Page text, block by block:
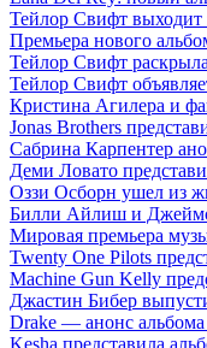
Тейлор Свифт выходит
Премьера нового
Тейлор Свифт
Тейлор Свифт
Кристина Агилера и
Jonas Brothers
Сабрина Карпентер
Деми Ловато
Оззи Осборн ушел из
Билли Айлиш и
Мировая премьера
Twenty One Pilots
Machine Gun Kelly
Джастин Бибер
Drake — анонс
Kesha представила